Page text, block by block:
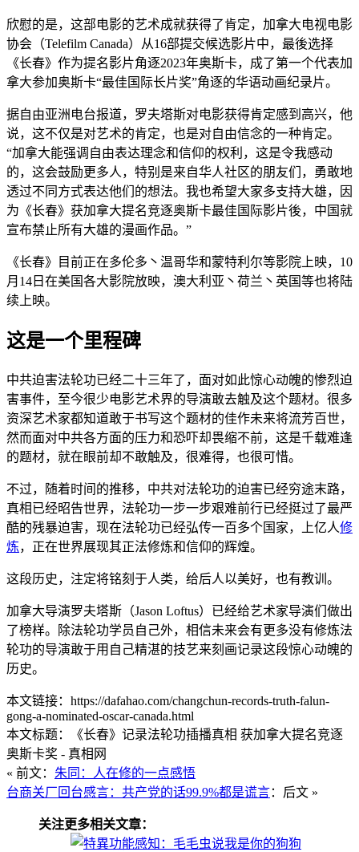
欣慰的是，这部电影的艺术成就获得了肯定，加拿大电视电影
协会（Telefilm Canada）从16部提交候选影片中，最後选择
《长春》作为提名影片角逐2023年奥斯卡，成了第一个代表加
拿大参加奥斯卡“最佳国际长片奖”角逐的华语动画纪录片。
据自由亚洲电台报道，罗夫塔斯对电影获得肯定感到高兴，他
说，这不仅是对艺术的肯定，也是对自由信念的一种肯定。
“加拿大能强调自由表达理念和信仰的权利，这是令我感动
的，这会鼓励更多人，特别是来自华人社区的朋友们，勇敢地
透过不同方式表达他们的想法。我也希望大家多支持大雄，因
为《长春》获加拿大提名竞逐奥斯卡最佳国际影片後，中国就
宣布禁止所有大雄的漫画作品。”
《长春》目前正在多伦多丶温哥华和蒙特利尔等影院上映，10
月14日在美国各大影院放映，澳大利亚丶荷兰丶英国等也将陆
续上映。
这是一个里程碑
中共迫害法轮功已经二十三年了，面对如此惊心动魄的惨烈迫
害事件，至今很少电影艺术界的导演敢去触及这个题材。很多
资深艺术家都知道敢于书写这个题材的佳作未来将流芳百世，
然而面对中共各方面的压力和恐吓却畏缩不前，这是千载难逢
的题材，就在眼前却不敢触及，很难得，也很可惜。
不过，随着时间的推移，中共对法轮功的迫害已经穷途末路，
真相已经昭告世界，法轮功一步一步艰难前行已经挺过了最严
酷的残暴迫害，现在法轮功已经弘传一百多个国家，上亿人修
炼，正在世界展现其正法修炼和信仰的辉煌。
这段历史，注定将铭刻于人类，给后人以美好，也有教训。
加拿大导演罗夫塔斯（Jason Loftus）已经给艺术家导演们做出
了榜样。除法轮功学员自己外，相信未来会有更多没有修炼法
轮功的导演敢于用自己精湛的技艺来刻画记录这段惊心动魄的
历史。
本文链接：https://dafahao.com/changchun-records-truth-falun-
gong-a-nominated-oscar-canada.html
本文标题：《长春》记录法轮功插播真相 获加拿大提名竞逐
奥斯卡奖 - 真相网
« 前文： 朱同：人在修的一点感悟
台商关厂回台感言：共产党的话99.9%都是谎言：后文 »
关注更多相关文章：